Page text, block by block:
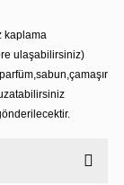
kaplama
ulaşabilirsiniz)